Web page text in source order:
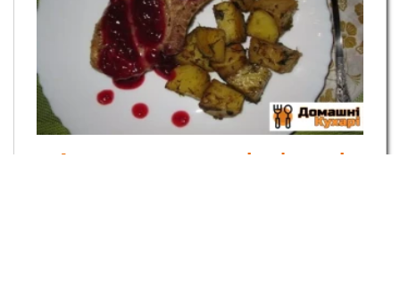
Антрекот в духовці у фользі